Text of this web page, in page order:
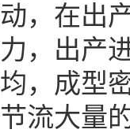
动，在出
力，出产
均，成型
节流大量